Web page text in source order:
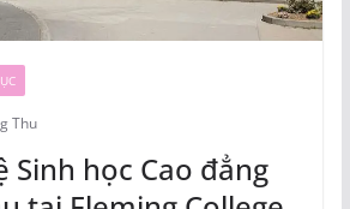
Thu
Sinh học Cao đẳng